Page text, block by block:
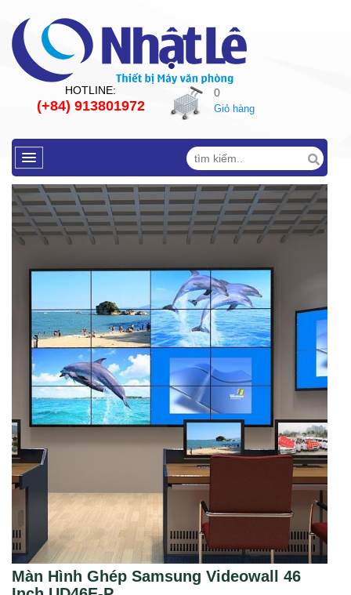
0
Giỏ hàng
HOTLINE:
(+84) 913801972
Màn Hình Ghép Samsung Videowall 46